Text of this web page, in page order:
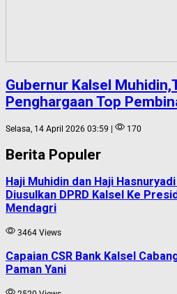
Gubernur Kalsel
Penghargaan Top
Selasa, 14 April 2026 03:59 | 170
Berita Populer
Haji Muhidin dan Haji
Diusulkan DPRD Kalsel Ke
Mendagri
3464 Views
Capaian CSR Bank Kalsel
Paman Yani